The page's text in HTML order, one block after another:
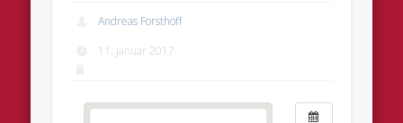
Andreas Forsthoff
11. Januar 2017